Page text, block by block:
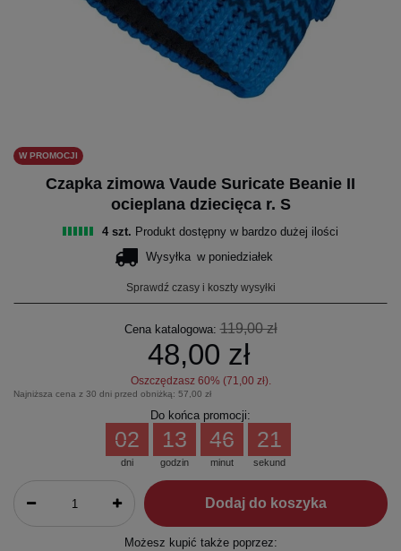
W PROMOCJI
Czapka zimowa Vaude Suricate Beanie II
ocieplana dziecięca r. S
4 szt. Produkt dostępny w bardzo dużej ilości
Wysyłka w poniedziałek
Sprawdź czasy i koszty wysyłki
Cena katalogowa:119,00 zł
48,00 zł
Oszczędzasz 60% (71,00 zł).
Najniższa cena z 30 dni przed obniżką: 57,00 zł
Do końca promocji:
dni
02
godzin
13
minut
46
sekund
21
Dodaj do koszyka
Możesz kupić także poprzez: